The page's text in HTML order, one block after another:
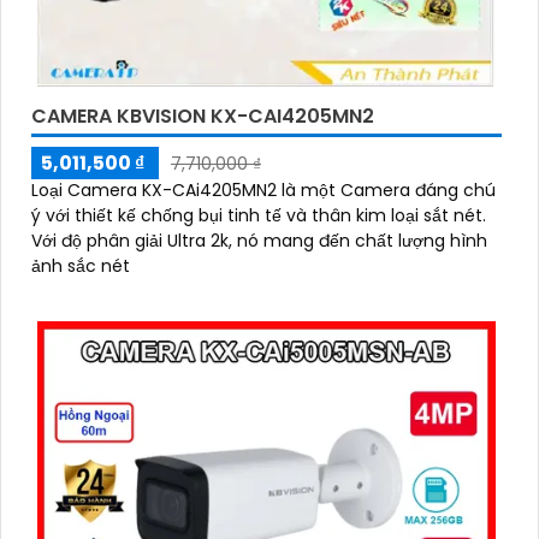
CAMERA KBVISION KX-CAI4205MN2
5,011,500 ₫
7,710,000 ₫
Loại Camera KX-CAi4205MN2 là một Camera đáng chú
ý với thiết kế chống bụi tinh tế và thân kim loại sắt nét.
Với độ phân giải Ultra 2k, nó mang đến chất lượng hình
ảnh sắc nét